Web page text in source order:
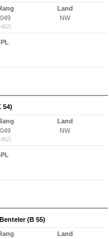
Land
NW
54)
Land
NW
(B 55)
Land